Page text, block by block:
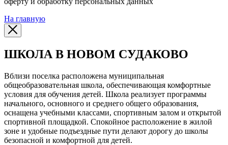
На главную
ШКОЛА В НОВОМ СУДАКОВО
Вблизи поселка расположена муниципальная
общеобразовательная школа, обеспечивающая комфортные
условия для обучения детей. Школа реализует программы
начального, основного и среднего общего образования,
оснащена учебными классами, спортивным залом и открытой
спортивной площадкой. Спокойное расположение в жилой
зоне и удобные подъездные пути делают дорогу до школы
безопасной и комфортной для детей.